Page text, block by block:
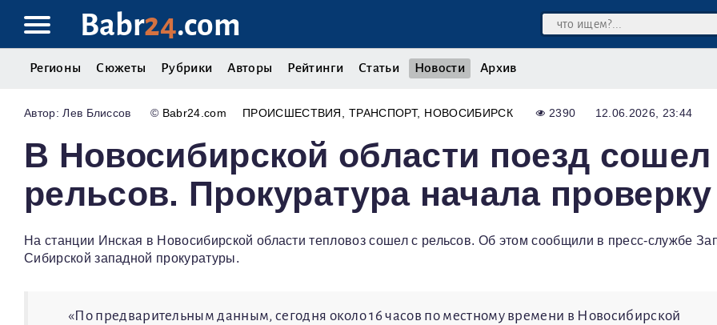
Babr24.com
Регионы Сюжеты Рубрики Авторы Рейтинги Статьи Новости Архив
Лев Блиссов © Babr24.com ПРОИСШЕСТВИЯ ТРАНСПОРТ НОВОСИБИРСК 2390 12.06.2026, 23:44
В Новосибирской области поезд сошел
рельсов. Прокуратура начала проверку
На станции Инская в Новосибирской области тепловоз сошел с рельсов. Об этом сообщили в пресс-службе
Сибирской западной прокуратуры.
«По предварительным данным, сегодня около 16 часов по местному времени в Новосибирской